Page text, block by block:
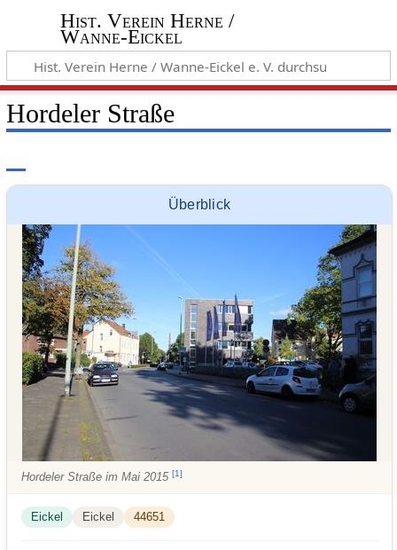
Hist. Verein Herne /
Wanne-Eickel
Hordeler Straße
Überblick
Hordeler Straße im Mai 2015 [1]
Eickel Eickel 44651